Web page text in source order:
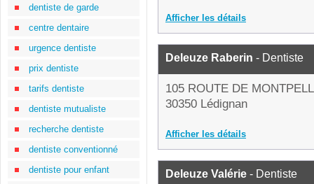
dentiste de garde
centre dentaire
urgence dentiste
prix dentiste
tarifs dentiste
dentiste mutualiste
recherche dentiste
dentiste conventionné
dentiste pour enfant
Afficher les détails
Deleuze Raberin - Dentiste
105 ROUTE DE
30350 Lédignan
Afficher les détails
Deleuze Valérie - Dentiste